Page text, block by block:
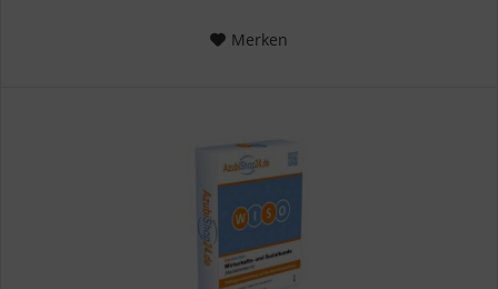
Merken